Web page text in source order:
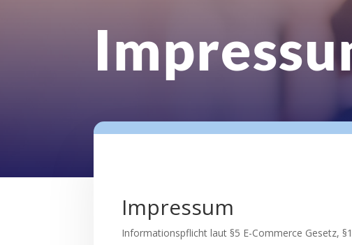
Impressum
Informationspflicht laut §5 E-Commerce Gesetz,